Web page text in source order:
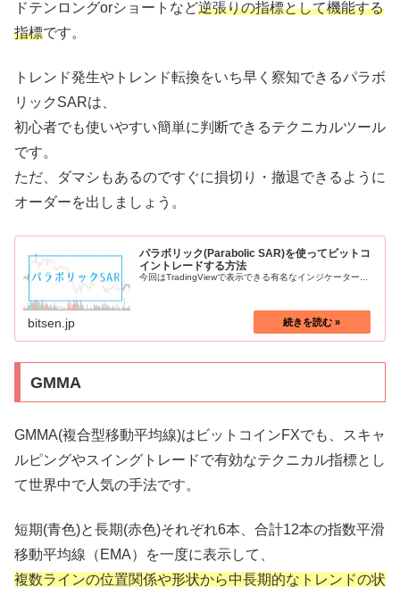
ドテンロングorショートなど逆張りの指標として機能する
指標です。
トレンド発生やトレンド転換をいち早く察知できるパラボ
リックSARは、
初心者でも使いやすい簡単に判断できるテクニカルツール
です。
ただ、ダマシもあるのですぐに損切り・撤退できるように
オーダーを出しましょう。
パラボリック(Parabolic SAR)を使ってビットコ
イントレードする方法
今回はTradingViewで表示できる有名なインジケーター...
bitsen.jp
GMMA
GMMA(複合型移動平均線)はビットコインFXでも、スキャ
ルピングやスイングトレードで有効なテクニカル指標とし
て世界中で人気の手法です。
短期(青色)と長期(赤色)それぞれ6本、合計12本の指数平滑
移動平均線（EMA）を一度に表示して、
複数ラインの位置関係や形状から中長期的なトレンドの状